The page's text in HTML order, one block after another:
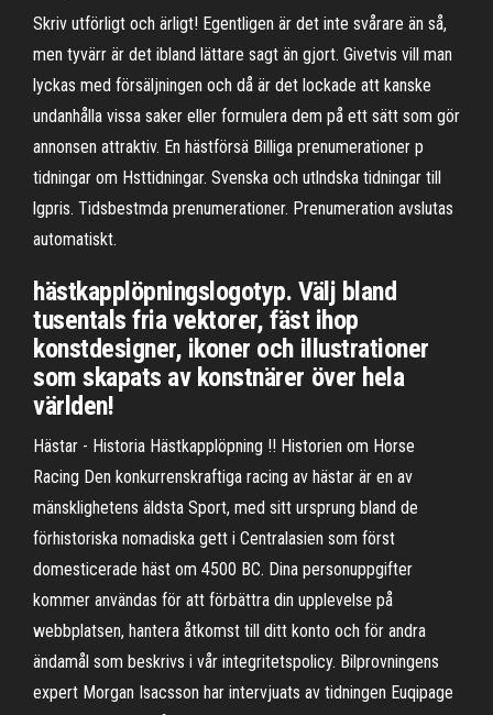
Skriv utförligt och ärligt! Egentligen är det inte svårare än så,
men tyvärr är det ibland lättare sagt än gjort. Givetvis vill man
lyckas med försäljningen och då är det lockade att kanske
undanhålla vissa saker eller formulera dem på ett sätt som gör
annonsen attraktiv. En hästförsä Billiga prenumerationer p
tidningar om Hsttidningar. Svenska och utlndska tidningar till
lgpris. Tidsbestmda prenumerationer. Prenumeration avslutas
automatiskt.
hästkapplöpningslogotyp. Välj bland
tusentals fria vektorer, fäst ihop
konstdesigner, ikoner och illustrationer
som skapats av konstnärer över hela
världen!
Hästar - Historia Hästkapplöpning !! Historien om Horse
Racing Den konkurrenskraftiga racing av hästar är en av
mänsklighetens äldsta Sport, med sitt ursprung bland de
förhistoriska nomadiska gett i Centralasien som först
domesticerade häst om 4500 BC. Dina personuppgifter
kommer användas för att förbättra din upplevelse på
webbplatsen, hantera åtkomst till ditt konto och för andra
ändamål som beskrivs i vår integritetspolicy. Bilprovningens
expert Morgan Isacsson har intervjuats av tidningen Euqipage